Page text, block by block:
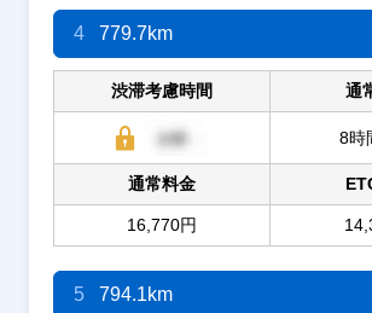
4 779.7km
渋滞考慮時間 通
8時
通常料金
16,770円
5 794.1km